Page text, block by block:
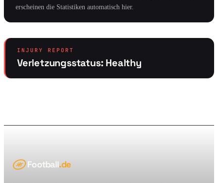
erscheinen die Statistiken automatisch hier.
INJURY REPORT
Verletzungsstatus: Healthy
Football.de